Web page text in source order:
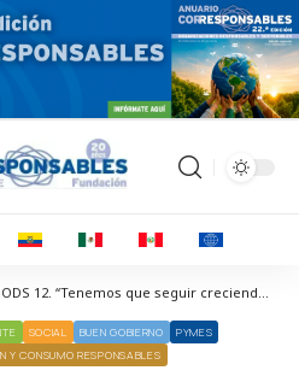
Corresponsables > Entrevistas > ODS 12. “Tenemos que seguir creciendo en el camino de la sostenibilidad en este sentido y que el 100% de nuestro packaging sea biodegradable”
SOCIAL BUEN GOBIERNO
PYMES
Y CONSUMO RESPONSABLES